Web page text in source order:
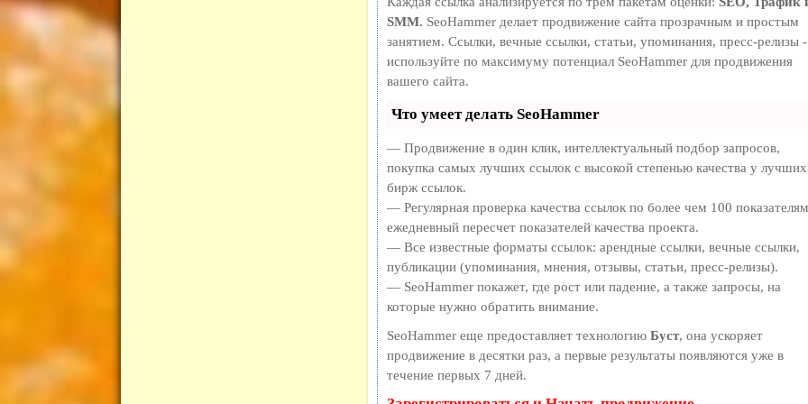
SMM. SeoHammer делает продвижение сайта прозрачным и простым
занятием. Ссылки, вечные ссылки, статьи, упоминания, пресс-релизы -
используйте по максимуму потенциал SeoHammer для продвижения
вашего сайта.
Что умеет делать SeoHammer
— Продвижение в один клик, интеллектуальный подбор запросов,
покупка самых лучших ссылок с высокой степенью качества у лучших
бирж ссылок.
— Регулярная проверка качества ссылок по более чем 100
ежедневный пересчет показателей качества проекта.
— Все известные форматы ссылок: арендные ссылки, вечные ссылки,
публикации (упоминания, мнения, отзывы, статьи, пресс-релизы).
— SeoHammer покажет, где рост или падение, а также запросы, на
которые нужно обратить внимание.
SeoHammer еще предоставляет технологиюБуст, она ускоряет
продвижение в десятки раз, а первые результаты появляются уже в
течение первых 7 дней.